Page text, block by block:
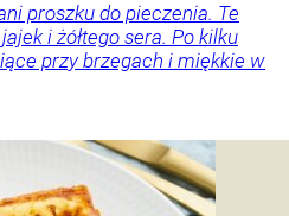
proszku do pieczenia. Te
i żółtego sera. Po kilku
przy brzegach i miękkie w